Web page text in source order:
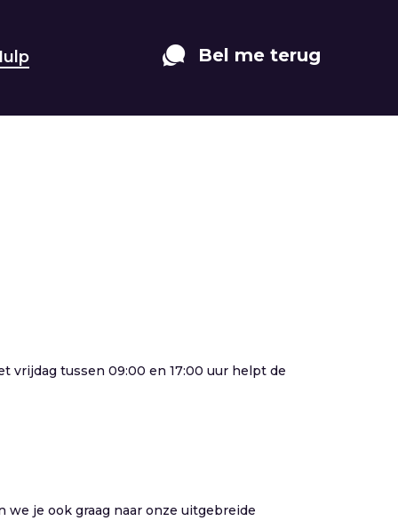
Bel me terug
vrijdag tussen 09:00 en 17:00 uur helpt de
je ook graag naar onze uitgebreide